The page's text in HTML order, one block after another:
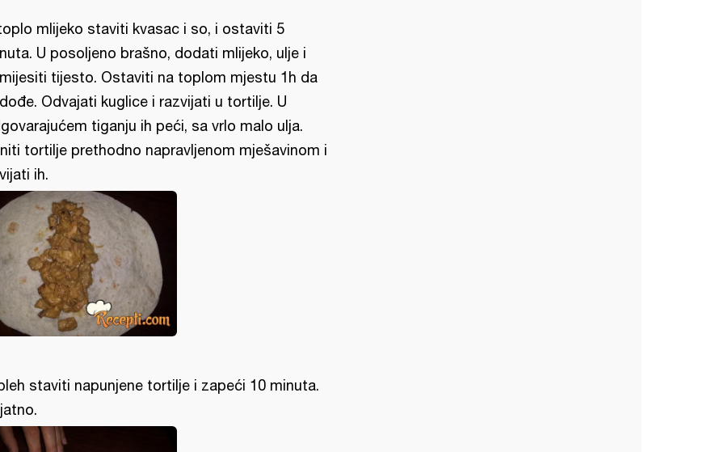
mlijeko staviti kvasac i so, i ostaviti 5
U posoljeno brašno, dodati mlijeko, ulje i
tijesto. Ostaviti na toplom mjestu 1h da
Odvajati kuglice i razvijati u tortilje. U
tiganju ih peći, sa vrlo malo ulja.
tortilje prethodno napravljenom mješavinom i
ih.
staviti napunjene tortilje i zapeći 10 minuta.